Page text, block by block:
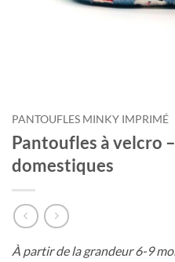
PANTOUFLES MINKY IMPRIMÉ
Pantoufles à velcro
domestiques
À partir de la grandeur 6-9